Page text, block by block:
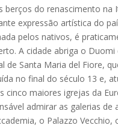
berços do renascimento na
expressão artística do
pelos nativos, é
A cidade abriga o Duomi
de Santa Maria del Fiore,
no final do século 13 e,
cinco maiores igrejas da
admirar as galerias de
o Palazzo Vecchio,